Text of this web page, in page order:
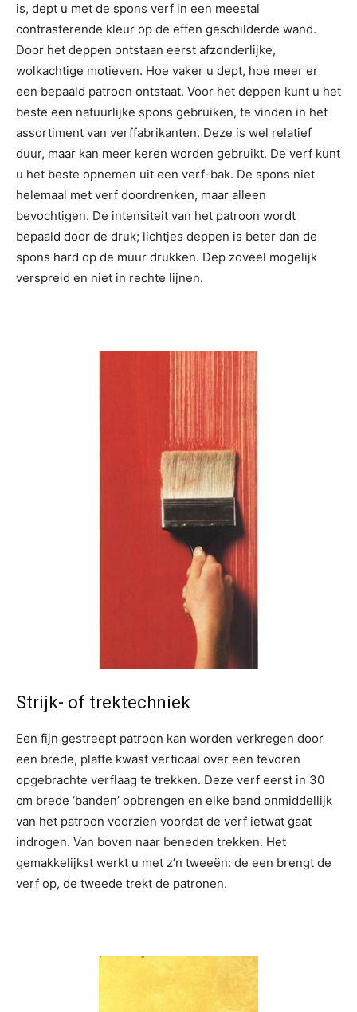
is, dept u met de spons verf in een meestal
contrasterende kleur op de effen geschilderde wand.
Door het deppen ontstaan eerst afzonderlijke,
wolkachtige motieven. Hoe vaker u dept, hoe meer er
een bepaald patroon ontstaat. Voor het deppen kunt u het
beste een natuurlijke spons gebruiken, te vinden in het
assortiment van verffabrikanten. Deze is wel relatief
duur, maar kan meer keren worden gebruikt. De verf kunt
u het beste opnemen uit een verf-bak. De spons niet
helemaal met verf doordrenken, maar alleen
bevochtigen. De intensiteit van het patroon wordt
bepaald door de druk; lichtjes deppen is beter dan de
spons hard op de muur drukken. Dep zoveel mogelijk
verspreid en niet in rechte lijnen.
Strijk- of trektechniek
Een fijn gestreept patroon kan worden verkregen door
een brede, platte kwast verticaal over een tevoren
opgebrachte verflaag te trekken. Deze verf eerst in 30
cm brede ‘banden’ opbrengen en elke band onmiddellijk
van het patroon voorzien voordat de verf ietwat gaat
indrogen. Van boven naar beneden trekken. Het
gemakkelijkst werkt u met z’n tweeën: de een brengt de
verf op, de tweede trekt de patronen.